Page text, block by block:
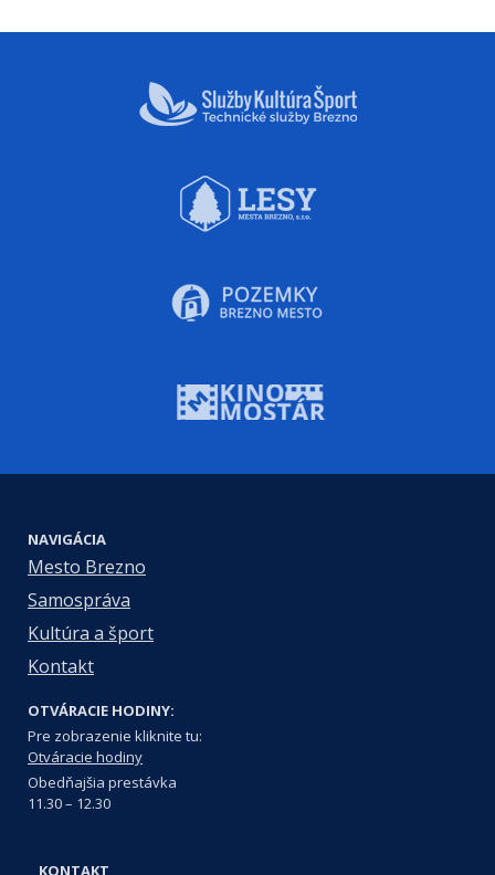
NAVIGÁCIA
Mesto Brezno
Samospráva
Kultúra a šport
Kontakt
OTVÁRACIE HODINY:
Pre zobrazenie kliknite tu:
Otváracie hodiny
Obedňajšia prestávka
11.30 – 12.30
KONTAKT